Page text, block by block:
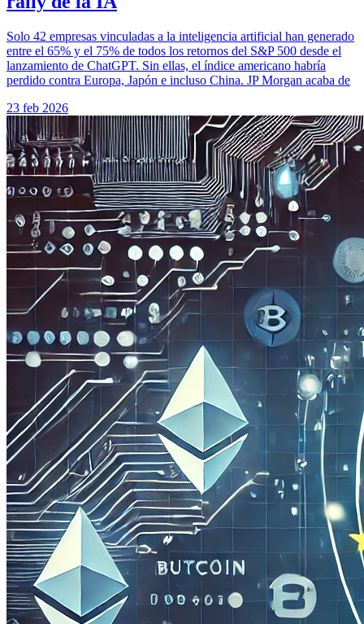
Solo 42 empresas vinculadas a la inteligencia artificial han generado
entre el 65% y el 75% de todos los retornos del S&P 500 desde el
lanzamiento de ChatGPT. Sin ellas, el índice americano habría
perdido contra Europa, Japón e incluso China. JP Morgan acaba de
23 feb 2026